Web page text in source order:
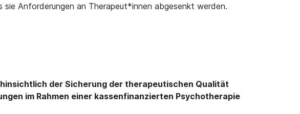
Anforderungen an Therapeut*innen abgesenkt werden.
der Sicherung der therapeutischen Qualität
im Rahmen einer kassenfinanzierten Psychotherapie